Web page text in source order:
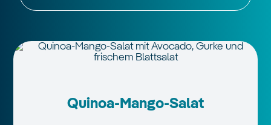
Quinoa-Mango-Salat